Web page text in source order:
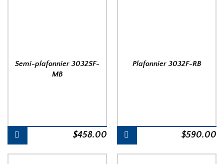
Semi-plafonnier 3032SF-
MB
$458.00
Plafonnier 3032F-RB
$590.00